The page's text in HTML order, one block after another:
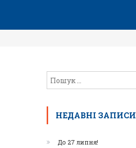
НЕДАВНІ ЗАПИСИ
До 27 липня!